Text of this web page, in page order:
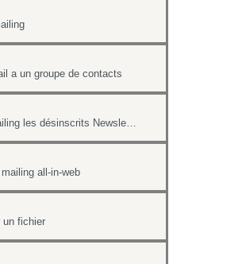
a un groupe de contacts
Exclure d'un mailing les désinscrits Newsletter et les mails en erreur
all-in-web
un fichier